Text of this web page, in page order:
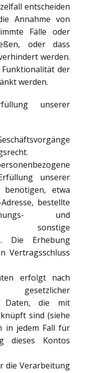
entscheiden
Annahme von
Fälle oder
oder dass
werden.
der
werden.
unserer
unserer
benötigen, etwa
bestellte
und
sonstige
Die Erhebung
Vertragsschluss
erfolgt nach
Daten, die mit
sind (siehe
in jedem Fall für
dieses Kontos
die Verarbeitung